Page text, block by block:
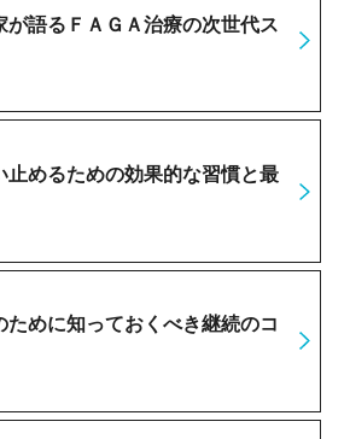
が語るＦＡＧＡ治療の次世代ス
止めるための効果的な習慣と最
ために知っておくべき継続のコ